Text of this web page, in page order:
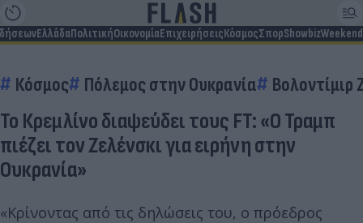
ΕλλάδαΠολιτικήΟικονομίαΕπιχειρήσειςΚόσμοςΣπορShowbizWeekend
Κόσμος Πόλεμος στην Ουκρανία Βολοντίμιρ
Το Κρεμλίνο διαψεύδει τους FT: «Ο Τραμπ
πιέζει τον Ζελένσκι για ειρήνη στην
Ουκρανία»
«Κρίνοντας από τις δηλώσεις του, ο πρόεδρος